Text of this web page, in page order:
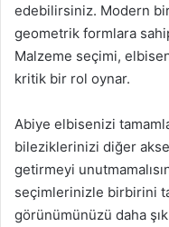
edebilirsiniz. Modern
geometrik formlara
Malzeme seçimi,
kritik bir rol oynar.
Abiye elbisenizi
bileziklerinizi diğer
getirmeyi
seçimlerinizle birbirini
görünümünüzü daha